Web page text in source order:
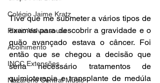
Colégio Jaime Kratz
Flavio Valvassoura
Acolhimento
INCC Extensões
Nazareno Central Music
Tive que me submeter a vários tipos de
exames para descobrir a gravidade e o
quão avançado estava o câncer. Foi
então que se chegou a decisão que
seria necessário tratamentos de
quimioterapia e transplante de medúla